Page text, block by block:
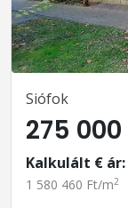
Siófok
275
Kalkulált € ár:
1 580 460 Ft/m2